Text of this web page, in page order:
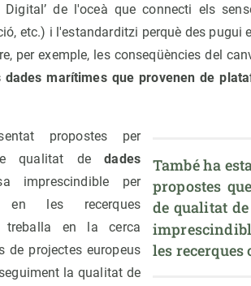
Digital’ de l'oceà que connecti els
etc.) i l'estandarditzi perquè des
per exemple, les conseqüències del
marítimes que provenen de
També ha
propostes
de qualitat
les
propostes per
qualitat dedades
imprescindible per
en les recerques
treballa en la cerca
de projectes europeus
la qualitat de